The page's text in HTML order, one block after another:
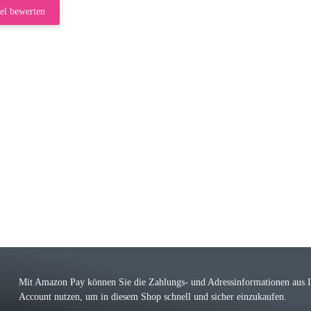
bewerten
Mit Amazon Pay können Sie die Zahlungs- und Adressinformationen aus
Account nutzen, um in diesem Shop schnell und sicher einzukaufen.